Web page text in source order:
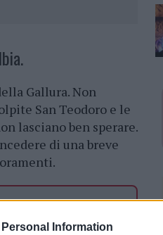
Information
Gallura. Non
San Teodoro e le
lasciano ben sperare.
di una breve